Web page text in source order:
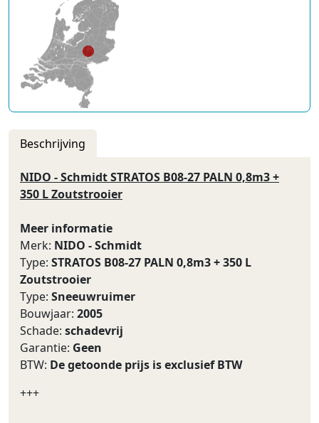
Beschrijving
NIDO - Schmidt STRATOS B08-27 PALN 0,8m3 +
350 L Zoutstrooier
Meer informatie
Merk: NIDO - Schmidt
Type: STRATOS B08-27 PALN 0,8m3 + 350 L
Zoutstrooier
Type: Sneeuwruimer
Bouwjaar: 2005
Schade: schadevrij
Garantie: Geen
BTW: De getoonde prijs is exclusief BTW
+++